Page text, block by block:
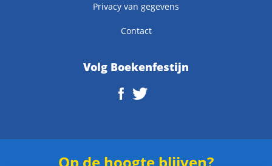
Privacy van gegevens
Contact
Volg Boekenfestijn